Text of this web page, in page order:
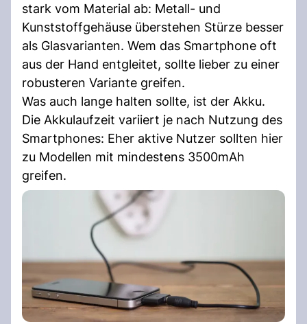
stark vom Material ab: Metall- und
Kunststoffgehäuse überstehen Stürze besser
als Glasvarianten. Wem das Smartphone oft
aus der Hand entgleitet, sollte lieber zu einer
robusteren Variante greifen.
Was auch lange halten sollte, ist der Akku.
Die Akkulaufzeit variiert je nach Nutzung des
Smartphones: Eher aktive Nutzer sollten hier
zu Modellen mit mindestens 3500mAh
greifen.